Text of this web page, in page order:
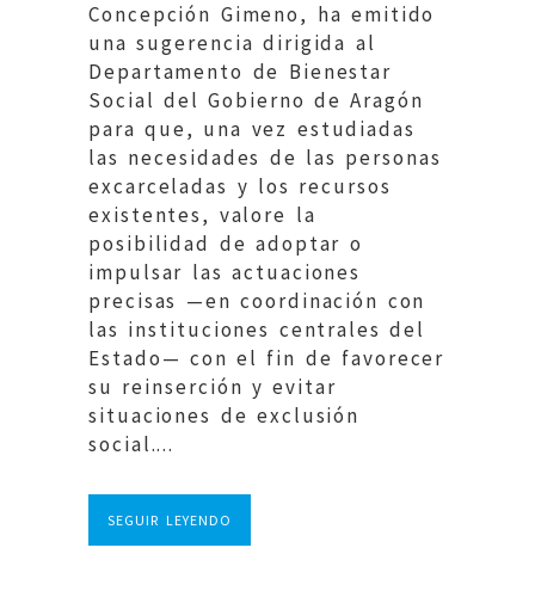
Concepción Gimeno, ha emitido
una sugerencia dirigida al
Departamento de Bienestar
Social del Gobierno de Aragón
para que, una vez estudiadas
las necesidades de las personas
excarceladas y los recursos
existentes, valore la
posibilidad de adoptar o
impulsar las actuaciones
precisas —en coordinación con
las instituciones centrales del
Estado— con el fin de favorecer
su reinserción y evitar
situaciones de exclusión
social....
SEGUIR LEYENDO